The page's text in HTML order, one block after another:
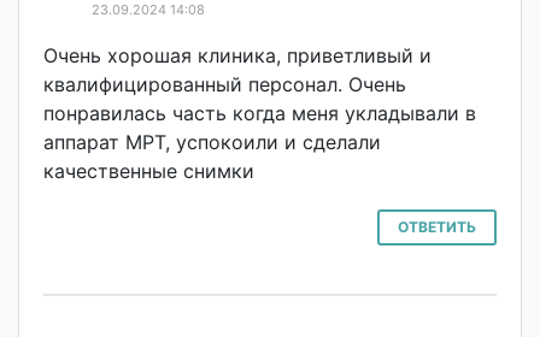
23.09.2024 14:08
Очень хорошая клиника, приветливый и
квалифицированный персонал. Очень
понравилась часть когда меня укладывали в
аппарат МРТ, успокоили и сделали
качественные снимки
ОТВЕТИТЬ